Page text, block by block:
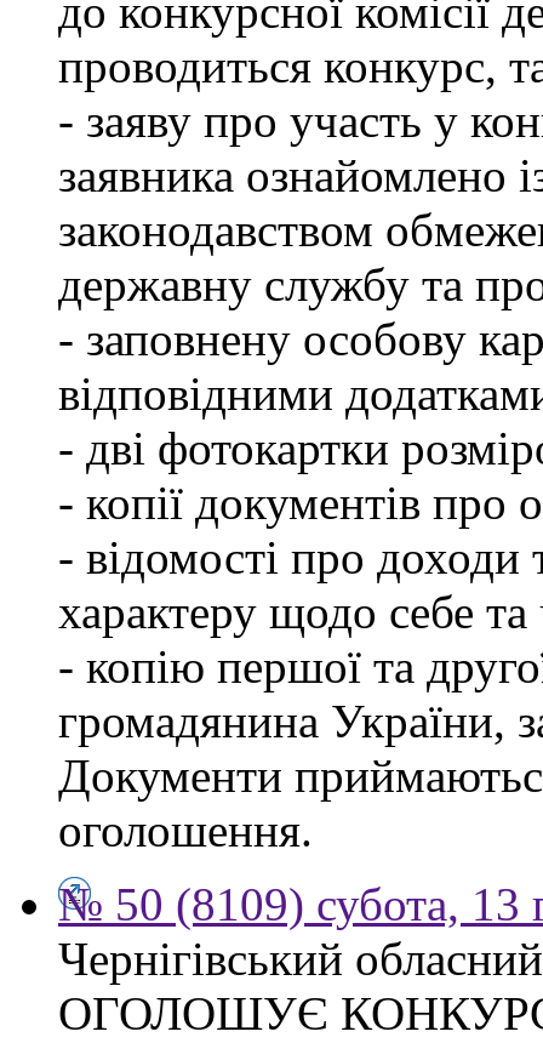
до конкурсної комісії
проводиться конкурс,
- заяву про участь у
заявника ознайомлено
законодавством
державну службу та
- заповнену особову
відповідними
- дві фотокартки
- копії документів про
- відомості про доходи
характеру щодо себе та
- копію першої та
громадянина України,
Документи
оголошення.
№ 50 (8109) субота, 13
Чернігівський
ОГОЛОШУЄ